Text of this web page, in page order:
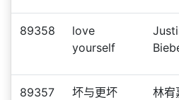
89358
love
yourself
89357 坏与更坏 林宥